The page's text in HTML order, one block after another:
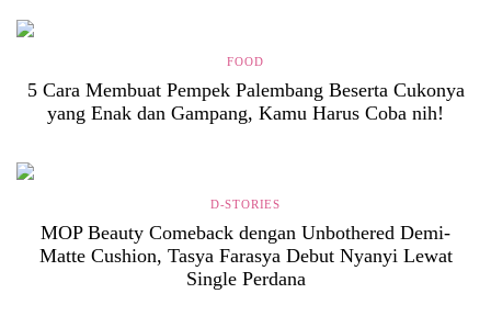
FOOD
5 Cara Membuat Pempek Palembang Beserta Cukonya
yang Enak dan Gampang, Kamu Harus Coba nih!
D-STORIES
MOP Beauty Comeback dengan Unbothered Demi-
Matte Cushion, Tasya Farasya Debut Nyanyi Lewat
Single Perdana